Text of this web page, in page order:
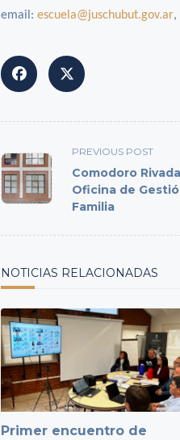
email: escuela@juschubut.gov.ar,
<span
class="nav-
subtitle
screen-
PREVIOUS POST
Comodoro
Oficina de
Familia
NOTICIAS RELACIONADAS
Primer encuentro de